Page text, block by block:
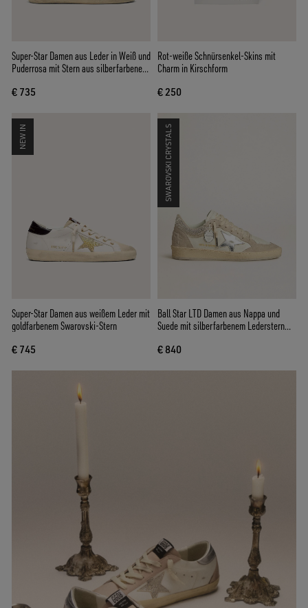
Super-Star Damen aus Leder in Weiß und
Puderrosa mit Stern aus silberfarbenen
€ 735
Rot-weiße Schnürsenkel-Skins mit
Charm in Kirschform
€ 250
NEW IN
Super-Star Damen aus weißem Leder mit
goldfarbenem Swarovski-Stern
€ 745
SWAROVSKI CRYSTALS
Ball Star LTD Damen aus Nappa und
Suede mit silberfarbenem Lederstern
€ 840